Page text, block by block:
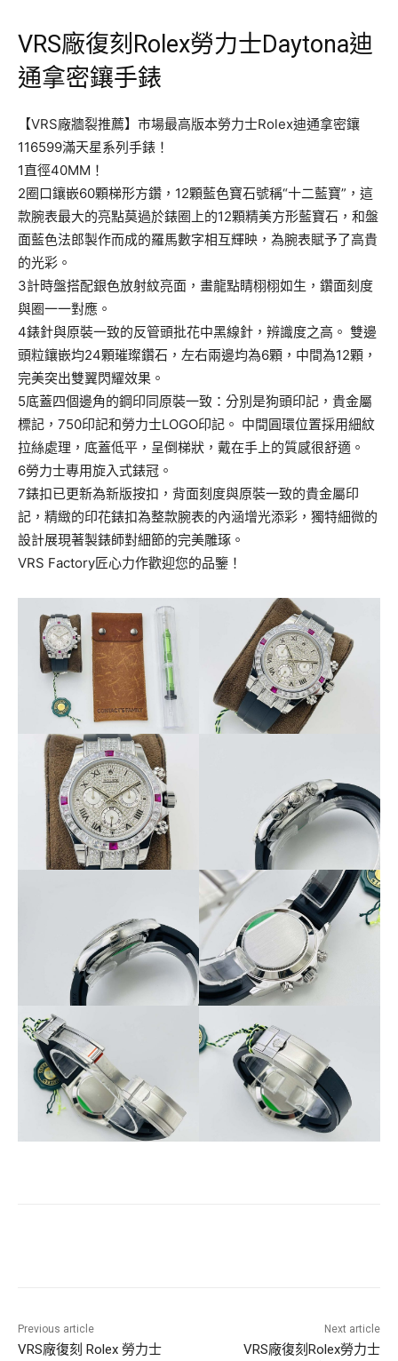
VRS廠復刻Rolex勞力士Daytona迪
通拿密鑲手錶
【VRS廠牆裂推薦】市場最高版本勞力士Rolex迪通拿密鑲
116599滿天星系列手錶！
1直徑40MM！
2圈口鑲嵌60顆梯形方鑽，12顆藍色寶石號稱“十二藍寶”，這
款腕表最大的亮點莫過於錶圈上的12顆精美方形藍寶石，和盤
面藍色法郎製作而成的羅馬數字相互輝映，為腕表賦予了高貴
的光彩。
3計時盤搭配銀色放射紋亮面，畫龍點睛栩栩如生，鑽面刻度
與圈一一對應。
4錶針與原裝一致的反管頭批花中黑線針，辨識度之高。 雙邊
頭粒鑲嵌均24顆璀璨鑽石，左右兩邊均為6顆，中間為12顆，
完美突出雙翼閃耀效果。
5底蓋四個邊角的鋼印同原裝一致：分別是狗頭印記，貴金屬
標記，750印記和勞力士LOGO印記。 中間圓環位置採用細紋
拉絲處理，底蓋低平，呈倒梯狀，戴在手上的質感很舒適。
6勞力士專用旋入式錶冠。
7錶扣已更新為新版按扣，背面刻度與原裝一致的貴金屬印
記，精緻的印花錶扣為整款腕表的內涵增光添彩，獨特細微的
設計展現著製錶師對細節的完美雕琢。
VRS Factory匠心力作歡迎您的品鑒！
Previous article
VRS廠復刻 Rolex 勞力士
Next article
VRS廠復刻Rolex勞力士